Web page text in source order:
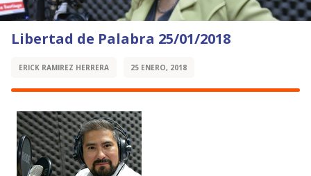
Libertad de Palabra 25/01/2018
ERICK RAMIREZ HERRERA 25 ENERO, 2018